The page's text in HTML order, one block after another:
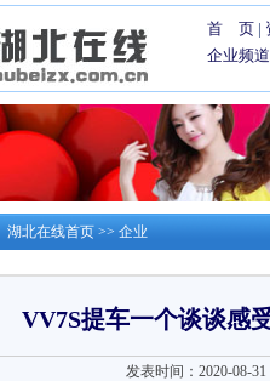
首 页 |
企业频道
湖北在线首页 >> 企业
VV7S提车一个谈谈感
发表时间：2020-08-31